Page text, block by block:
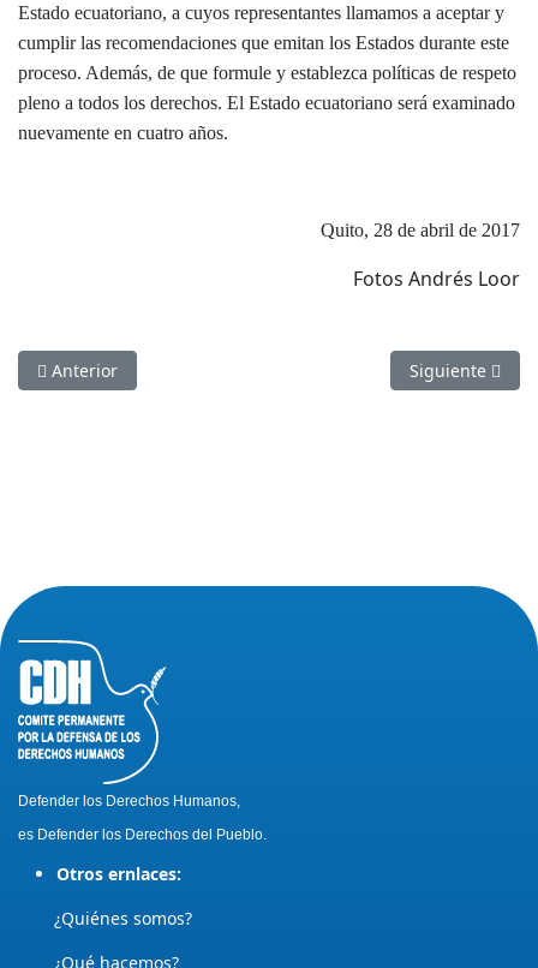
Estado ecuatoriano, a cuyos representantes llamamos a aceptar y
cumplir las recomendaciones que emitan los Estados durante este
proceso. Además, de que formule y establezca políticas de respeto
pleno a todos los derechos. El Estado ecuatoriano será examinado
nuevamente en cuatro años.
Quito, 28 de abril de 2017
Fotos Andrés Loor
Artículo anterior: Cese de la violencia en Venezuela
Anterior Artículo
Siguiente
Defender los Derechos Humanos,
es Defender los Derechos del Pueblo.
Otros ernlaces:
¿Quiénes somos?
¿Qué hacemos?